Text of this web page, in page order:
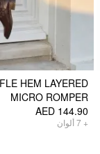
HEM LAYERED
MICRO ROMPER
AED 144.90
+
7ألوان